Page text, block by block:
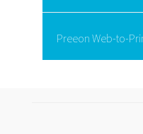
Preeon Web-to-